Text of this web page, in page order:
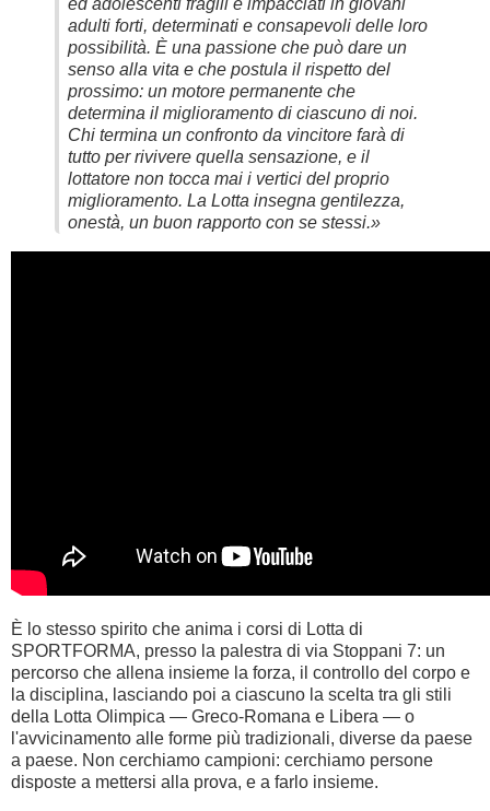
ed adolescenti fragili e impacciati in giovani
adulti forti, determinati e consapevoli delle loro
possibilità. È una passione che può dare un
senso alla vita e che postula il rispetto del
prossimo: un motore permanente che
determina il miglioramento di ciascuno di noi.
Chi termina un confronto da vincitore farà di
tutto per rivivere quella sensazione, e il
lottatore non tocca mai i vertici del proprio
miglioramento. La Lotta insegna gentilezza,
onestà, un buon rapporto con se stessi.»
È lo stesso spirito che anima i corsi di Lotta di
SPORTFORMA, presso la palestra di via Stoppani 7: un
percorso che allena insieme la forza, il controllo del corpo e
la disciplina, lasciando poi a ciascuno la scelta tra gli stili
della Lotta Olimpica — Greco-Romana e Libera — o
l'avvicinamento alle forme più tradizionali, diverse da paese
a paese. Non cerchiamo campioni: cerchiamo persone
disposte a mettersi alla prova, e a farlo insieme.